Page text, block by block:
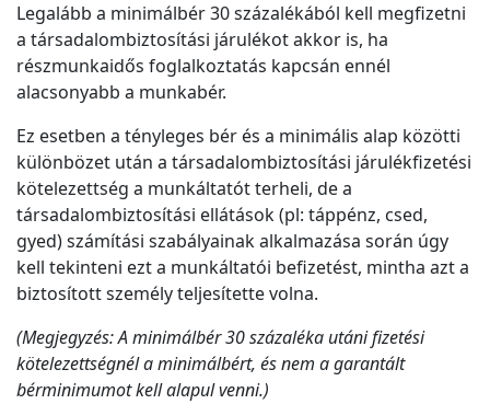
Legalább a minimálbér 30 százalékából kell megfizetni
a társadalombiztosítási járulékot akkor is, ha
részmunkaidős foglalkoztatás kapcsán ennél
alacsonyabb a munkabér.
Ez esetben a tényleges bér és a minimális alap közötti
különbözet után a társadalombiztosítási járulékfizetési
kötelezettség a munkáltatót terheli, de a
társadalombiztosítási ellátások (pl: táppénz, csed,
gyed) számítási szabályainak alkalmazása során úgy
kell tekinteni ezt a munkáltatói befizetést, mintha azt a
biztosított személy teljesítette volna.
(Megjegyzés: A minimálbér 30 százaléka utáni fizetési
kötelezettségnél a minimálbért, és nem a garantált
bérminimumot kell alapul venni.)